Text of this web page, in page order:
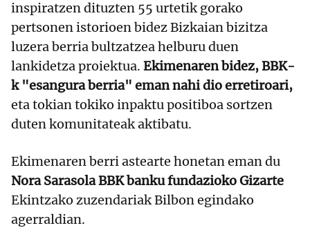
inspiratzen dituzten 55 urtetik gorako
pertsonen istorioen bidez Bizkaian bizitza
luzera berria bultzatzea helburu duen
lankidetza proiektua. Ekimenaren bidez, BBK-
k "esangura berria" eman nahi dio erretiroari,
eta tokian tokiko inpaktu positiboa sortzen
duten komunitateak aktibatu.
Ekimenaren berri astearte honetan eman du
Nora Sarasola BBK banku fundazioko Gizarte
Ekintzako zuzendariak Bilbon egindako
agerraldian.